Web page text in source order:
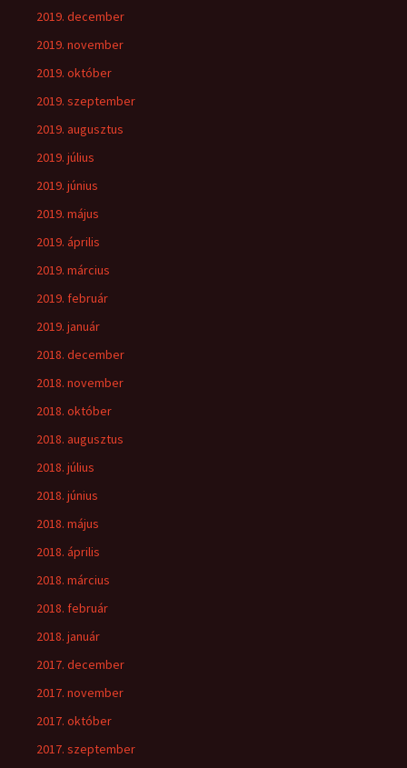
2019. december
2019. november
2019. október
2019. szeptember
2019. augusztus
2019. július
2019. június
2019. május
2019. április
2019. március
2019. február
2019. január
2018. december
2018. november
2018. október
2018. augusztus
2018. július
2018. június
2018. május
2018. április
2018. március
2018. február
2018. január
2017. december
2017. november
2017. október
2017. szeptember